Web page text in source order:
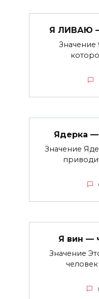
Я ЛИВАЮ —
Ядерка —
Значение
Я вин —
Значение